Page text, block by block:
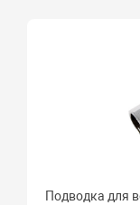
Подводка для